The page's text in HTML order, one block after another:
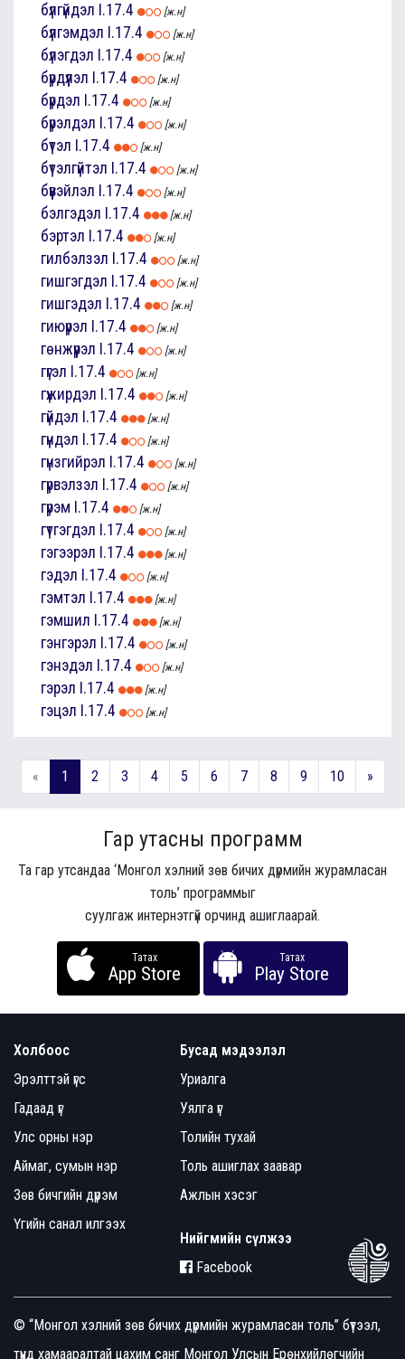
бүлгүйдэл I.17.4 [ж.н]
бүлгэмдэл I.17.4 [ж.н]
бүлэгдэл I.17.4 [ж.н]
бүрдүүлэл I.17.4 [ж.н]
бүрдэл I.17.4 [ж.н]
бүрэлдэл I.17.4 [ж.н]
бүтэл I.17.4 [ж.н]
бүтэлгүйтэл I.17.4 [ж.н]
бүүвэйлэл I.17.4 [ж.н]
бэлгэдэл I.17.4 [ж.н]
бэртэл I.17.4 [ж.н]
гилбэлзэл I.17.4 [ж.н]
гишгэгдэл I.17.4 [ж.н]
гишгэдэл I.17.4 [ж.н]
гиюүрэл I.17.4 [ж.н]
гөнжүүрэл I.17.4 [ж.н]
гүгэл I.17.4 [ж.н]
гүжирдэл I.17.4 [ж.н]
гүйдэл I.17.4 [ж.н]
гүндэл I.17.4 [ж.н]
гүнзгийрэл I.17.4 [ж.н]
гүрвэлзэл I.17.4 [ж.н]
гүрэм I.17.4 [ж.н]
гүтгэгдэл I.17.4 [ж.н]
гэгээрэл I.17.4 [ж.н]
гэдэл I.17.4 [ж.н]
гэмтэл I.17.4 [ж.н]
гэмшил I.17.4 [ж.н]
гэнгэрэл I.17.4 [ж.н]
гэнэдэл I.17.4 [ж.н]
гэрэл I.17.4 [ж.н]
гэцэл I.17.4 [ж.н]
« 1 2 3 4 5 6 7 8 9 10 »
Гар утасны программ
Та гар утсандаа ‘Монгол хэлний зөв бичих дүрмийн журамласан
толь’ программыг
суулгаж интернэтгүй орчинд ашиглаарай.
Татах
App Store
Татах
Play Store
Холбоос
Эрэлттэй үгс
Гадаад үг
Улс орны нэр
Аймаг, сумын нэр
Зөв бичгийн дүрэм
Үгийн санал илгээх
Бусад мэдээлэл
Уриалга
Уялга үг
Толийн тухай
Толь ашиглах заавар
Ажлын хэсэг
Нийгмийн сүлжээ
Facebook
© “Монгол хэлний зөв бичих дүрмийн журамласан толь” бүтээл,
түүнд хамааралтай цахим санг Монгол Улсын Ерөнхийлөгчийн